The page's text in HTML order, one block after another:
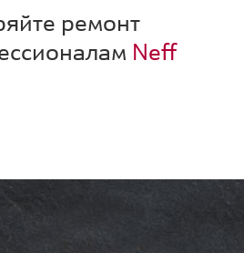
ремонт
Neff